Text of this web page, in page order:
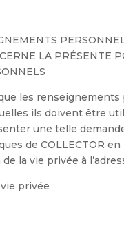
LA PRÉSENTE
les
ils doivent être
une telle
de COLLECTOR
la vie privée à
privée